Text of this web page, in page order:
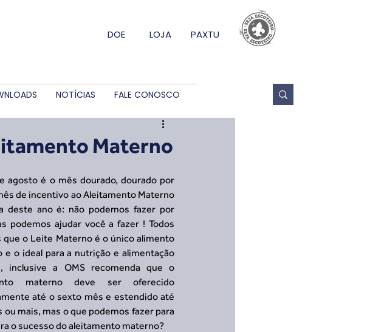
DOE LOJA PAXTU
NOTÍCIAS FALE CONOSCO
Materno
agosto é o mês dourado, dourado por
de incentivo ao Aleitamento Materno
deste ano é: não podemos fazer por
podemos ajudar você a fazer ! Todos
que o Leite Materno é o único alimento
e o ideal para a nutrição e alimentação
inclusive a OMS recomenda que o
materno deve ser oferecido
até o sexto mês e estendido até
ou mais, mas o que podemos fazer para
o sucesso do aleitamento materno?